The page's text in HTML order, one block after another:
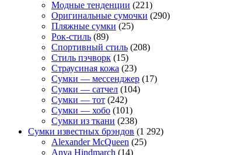
Модные тенденции (221)
Оригинальные сумочки (290)
Пляжные сумки (25)
Рок-стиль (89)
Спортивный стиль (208)
Стиль пэчворк (15)
Страусиная кожа (23)
Сумки — мессенджер (17)
Сумки — сатчел (104)
Сумки — тот (242)
Сумки — хобо (101)
Сумки из ткани (238)
Сумки известных брэндов (1 292)
Alexander McQueen (25)
Anya Hindmarch (14)